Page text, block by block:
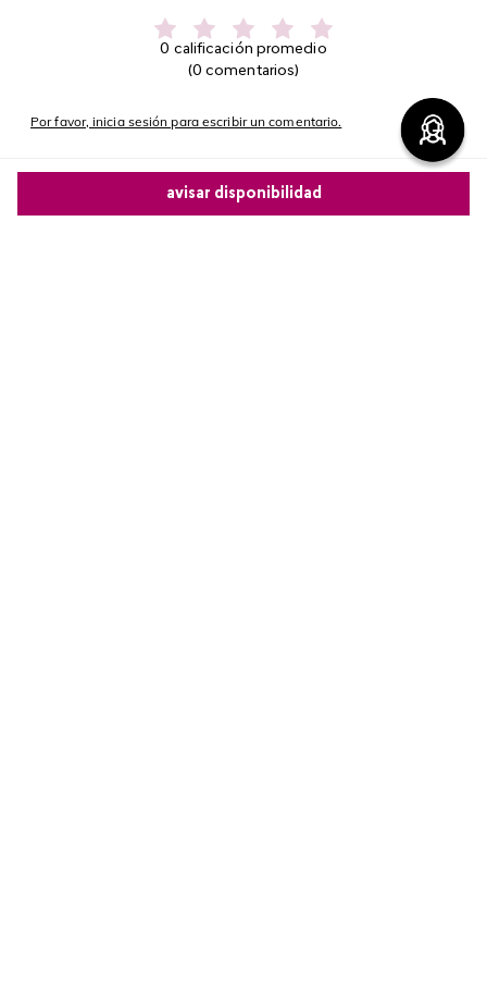
avisar disponibilidad
0 calificación promedio
(0 comentarios)
Por favor, inicia sesión para escribir un comentario.
Más reciente